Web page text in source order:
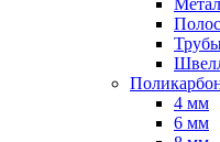
4 мм
6 мм